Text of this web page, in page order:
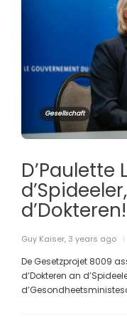
Gesellschaft
D’Paulette
d’Dokteren!
Guy Kaiser, 3 years ago
De Gesetzprojet 8009
d’Dokteren an